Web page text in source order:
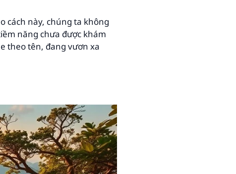
cách này, chúng ta không
năng chưa được khám
theo tên, đang vươn xa